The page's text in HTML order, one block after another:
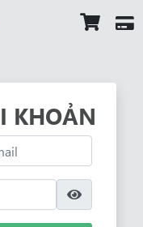
KHOẢN